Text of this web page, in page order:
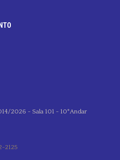
2026 - Sala 101 - 10°Andar
2125